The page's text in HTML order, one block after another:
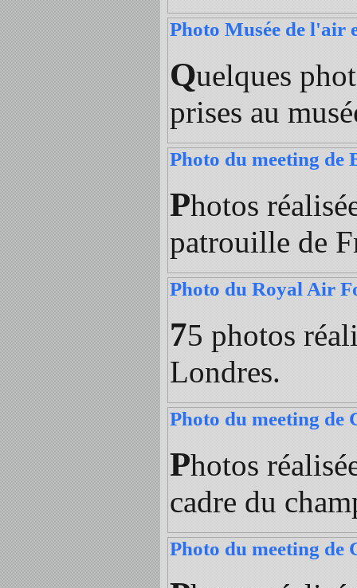
Photo Musée de l'air
Quelques
prises au
Photo du meeting de
Photos
patrouille de
Photo du Royal Air
75 photos
Londres.
Photo du meeting de
Photos
cadre du
Photo du meeting de